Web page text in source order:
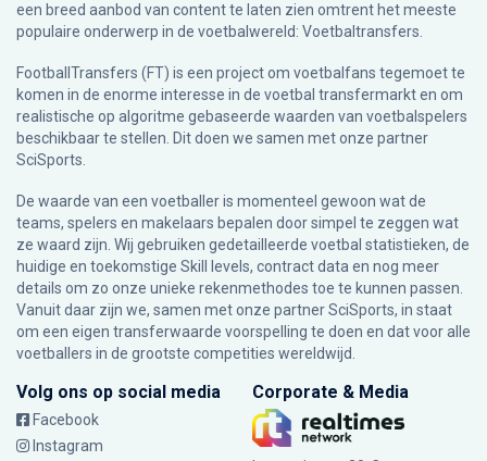
een breed aanbod van content te laten zien omtrent het meeste
populaire onderwerp in de voetbalwereld: Voetbaltransfers.
FootballTransfers (FT) is een project om voetbalfans tegemoet te
komen in de enorme interesse in de voetbal transfermarkt en om
realistische op algoritme gebaseerde waarden van voetbalspelers
beschikbaar te stellen. Dit doen we samen met onze partner
SciSports
De waarde van een voetballer is momenteel gewoon wat de
teams, spelers en makelaars bepalen door simpel te zeggen wat
ze waard zijn. Wij gebruiken gedetailleerde voetbal statistieken, de
huidige en toekomstige Skill levels, contract data en nog meer
details om zo onze unieke rekenmethodes toe te kunnen passen.
Vanuit daar zijn we, samen met onze partner SciSports, in staat
om een eigen transferwaarde voorspelling te doen en dat voor alle
voetballers in de grootste competities wereldwijd.
Volg ons op social media
Facebook
Instagram
Corporate & Media